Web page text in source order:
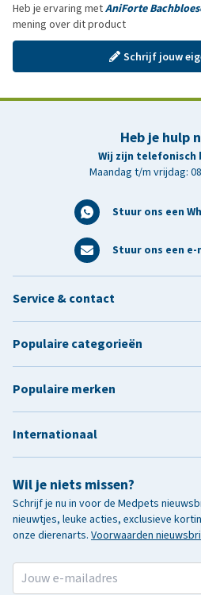
Heb je ervaring metAniForte
mening over dit product
Schrijf jouw
Heb je hulp
Wij zijn telefonisch
Maandag t/m vrijdag:
Stuur ons een
Stuur ons een e-
Wil je niets missen?
Schrijf je nu in voor de Medpets
nieuwtjes, leuke acties, exclusieve
onze dierenarts. Voorwaarden
Service & contact
Populaire categorieën
Populaire merken
Internationaal